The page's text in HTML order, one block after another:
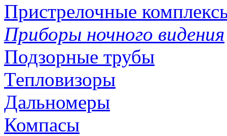
Пристрелочные
Приборы ночного видения
Подзорные трубы
Тепловизоры
Дальномеры
Компасы